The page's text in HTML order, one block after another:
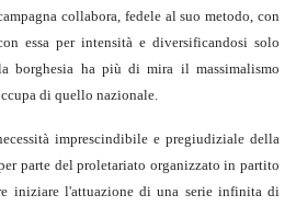
collabora, fedele al suo metodo, con
essa per intensità e diversificandosi solo
borghesia ha più di mira il massimalismo
di quello nazionale.
imprescindibile e pregiudiziale della
parte del proletariato organizzato in partito
iniziare l'attuazione di una serie infinita di